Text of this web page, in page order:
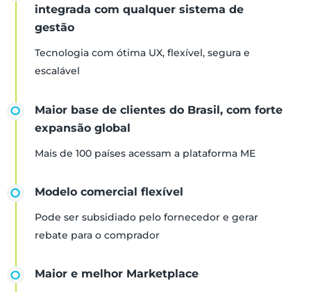
integrada com qualquer sistema de
gestão
Tecnologia com ótima UX, flexível, segura e
escalável
Maior base de clientes do Brasil, com forte
expansão global
Mais de 100 países acessam a plataforma ME
Modelo comercial flexível
Pode ser subsidiado pelo fornecedor e gerar
rebate para o comprador
Maior e melhor Marketplace